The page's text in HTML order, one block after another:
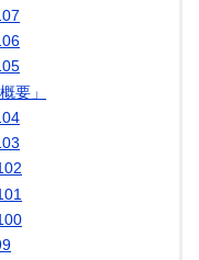
要」